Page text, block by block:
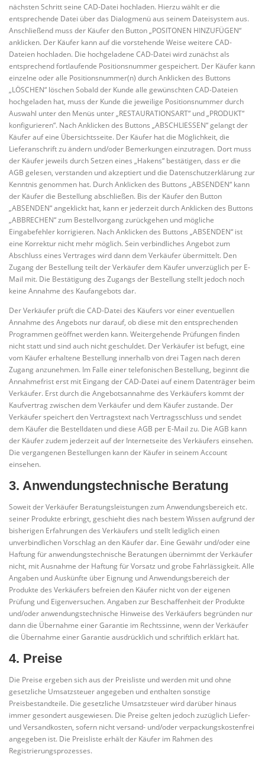
nächsten Schritt seine CAD-Datei hochladen. Hierzu wählt er die
entsprechende Datei über das Dialogmenü aus seinem Dateisystem aus.
Anschließend muss der Käufer den Button „POSITONEN HINZUFÜGEN“
anklicken. Der Käufer kann auf die vorstehende Weise weitere CAD-
Dateien hochladen. Die hochgeladene CAD-Datei wird zunächst als
entsprechend fortlaufende Positionsnummer gespeichert. Der Käufer kann
einzelne oder alle Positionsnummer(n) durch Anklicken des Buttons
„LÖSCHEN“ löschen Sobald der Kunde alle gewünschten CAD-Dateien
hochgeladen hat, muss der Kunde die jeweilige Positionsnummer durch
Auswahl unter den Menüs unter „RESTAURATIONSART“ und „PRODUKT“
konfigurieren“. Nach Anklicken des Buttons „ABSCHLIESSEN“ gelangt der
Käufer auf eine Übersichtsseite. Der Käufer hat die Möglichkeit, die
Lieferanschrift zu ändern und/oder Bemerkungen einzutragen. Dort muss
der Käufer jeweils durch Setzen eines „Hakens“ bestätigen, dass er die
AGB gelesen, verstanden und akzeptiert und die Datenschutzerklärung zur
Kenntnis genommen hat. Durch Anklicken des Buttons „ABSENDEN“ kann
der Käufer die Bestellung abschließen. Bis der Käufer den Button
„ABSENDEN“ angeklickt hat, kann er jederzeit durch Anklicken des Buttons
„ABBRECHEN“ zum Bestellvorgang zurückgehen und mögliche
Eingabefehler korrigieren. Nach Anklicken des Buttons „ABSENDEN“ ist
eine Korrektur nicht mehr möglich. Sein verbindliches Angebot zum
Abschluss eines Vertrages wird dann dem Verkäufer übermittelt. Den
Zugang der Bestellung teilt der Verkäufer dem Käufer unverzüglich per E-
Mail mit. Die Bestätigung des Zugangs der Bestellung stellt jedoch noch
keine Annahme des Kaufangebots dar.
Der Verkäufer prüft die CAD-Datei des Käufers vor einer eventuellen
Annahme des Angebots nur darauf, ob diese mit den entsprechenden
Programmen geöffnet werden kann. Weitergehende Prüfungen finden
nicht statt und sind auch nicht geschuldet. Der Verkäufer ist befugt, eine
vom Käufer erhaltene Bestellung innerhalb von drei Tagen nach deren
Zugang anzunehmen. Im Falle einer telefonischen Bestellung, beginnt die
Annahmefrist erst mit Eingang der CAD-Datei auf einem Datenträger beim
Verkäufer. Erst durch die Angebotsannahme des Verkäufers kommt der
Kaufvertrag zwischen dem Verkäufer und dem Käufer zustande. Der
Verkäufer speichert den Vertragstext nach Vertragsschluss und sendet
dem Käufer die Bestelldaten und diese AGB per E-Mail zu. Die AGB kann
der Käufer zudem jederzeit auf der Internetseite des Verkäufers einsehen.
Die vergangenen Bestellungen kann der Käufer in seinem Account
einsehen.
3. Anwendungstechnische Beratung
Soweit der Verkäufer Beratungsleistungen zum Anwendungsbereich etc.
seiner Produkte erbringt, geschieht dies nach bestem Wissen aufgrund der
bisherigen Erfahrungen des Verkäufers und stellt lediglich einen
unverbindlichen Vorschlag an den Käufer dar. Eine Gewähr und/oder eine
Haftung für anwendungstechnische Beratungen übernimmt der Verkäufer
nicht, mit Ausnahme der Haftung für Vorsatz und grobe Fahrlässigkeit. Alle
Angaben und Auskünfte über Eignung und Anwendungsbereich der
Produkte des Verkäufers befreien den Käufer nicht von der eigenen
Prüfung und Eigenversuchen. Angaben zur Beschaffenheit der Produkte
und/oder anwendungstechnische Hinweise des Verkäufers begründen nur
dann die Übernahme einer Garantie im Rechtssinne, wenn der Verkäufer
die Übernahme einer Garantie ausdrücklich und schriftlich erklärt hat.
4. Preise
Die Preise ergeben sich aus der Preisliste und werden mit und ohne
gesetzliche Umsatzsteuer angegeben und enthalten sonstige
Preisbestandteile. Die gesetzliche Umsatzsteuer wird darüber hinaus
immer gesondert ausgewiesen. Die Preise gelten jedoch zuzüglich Liefer-
und Versandkosten, sofern nicht versand- und/oder verpackungskostenfrei
angegeben ist. Die Preisliste erhält der Käufer im Rahmen des
Registrierungsprozesses.